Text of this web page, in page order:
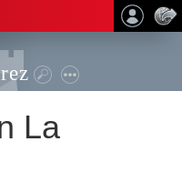
La